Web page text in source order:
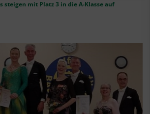
steigen mit Platz 3 in die A-Klasse auf